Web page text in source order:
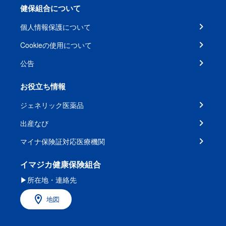
健保組合について
個人情報保護について
Cookieの使用について
公告
お役立ち情報
ジェネリック医薬品
出産なび
マイナ保険証対応医療機関
イマジカ健康保険組合
▶所在地・連絡先
地図